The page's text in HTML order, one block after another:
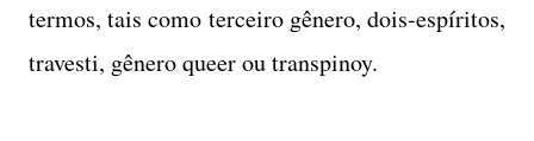
termos, tais como terceiro gênero, dois-espíritos,
travesti, gênero queer ou transpinoy.